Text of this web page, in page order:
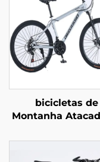
bicicletas de
Montanha
26 e 29
Adultos